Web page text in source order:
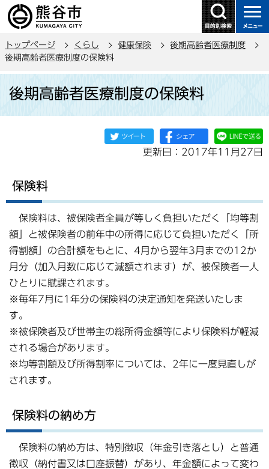
の
ー
トップページ くらし 健康保険
後期高齢者医療制度
後期高齢者医療制度の保険料
後期高齢者医療制度の保険料
更新日：2017年11月27日
保険料
保険料は、被保険者全員が等しく負担いただく「均等割
額」と被保険者の前年中の所得に応じて負担いただく「所
得割額」の合計額をもとに、4月から翌年3月までの12か
月分（加入月数に応じて減額されます）が、被保険者一人
ひとりに賦課されます。
※毎年7月に1年分の保険料の決定通知を発送いたしま
す。
※被保険者及び世帯主の総所得金額等により保険料が軽減
される場合があります。
※均等割額及び所得割率については、2年に一度見直しが
されます。
保険料の納め方
保険料の納め方は、特別徴収（年金引き落とし）と普通
徴収（納付書又は口座振替）があり、年金額によって変わ